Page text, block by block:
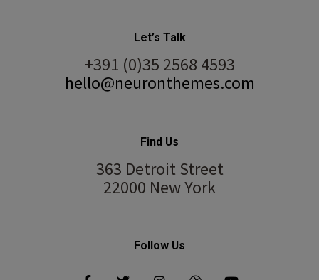
Let’s Talk
+391 (0)35 2568 4593
hello@neuronthemes.com
Find Us
363 Detroit Street
22000 New York
Follow Us